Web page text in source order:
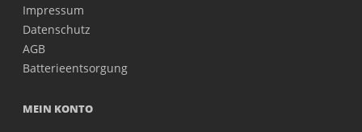
Impressum
Datenschutz
AGB
Batterieentsorgung
MEIN KONTO